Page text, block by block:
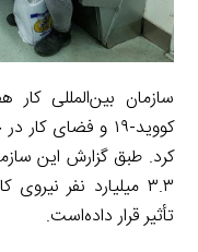
سازمان بین‌المللی
کووید-۱۹ و
تأثیر قرار داده‌است.